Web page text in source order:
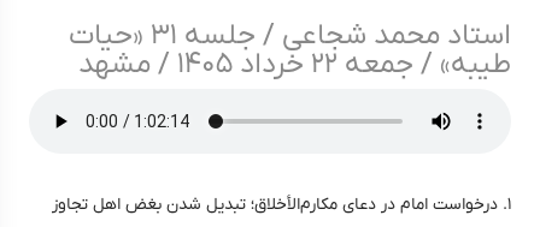
استاد محمد شجاعی / جلسه ۳۱ «حیات
طیبه» / جمعه ۲۲ خرداد ۱۴۰۵ / مشهد
۱. درخواست امام در دعای مکارم‌الأخلاق؛ تبدیل شدن بغض اهل تجاوز